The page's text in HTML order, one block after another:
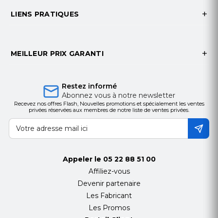
Ethernet port (RJ45 connector) : 1
Wi-Fi bands: GHz 2.4/5.0
Anyview (Screen mirroring): Yes
Installed Applications {List ……}:
Netflix/Youtube/Prime Video……
Freeview Plus - HbbTV 2.0: Yes
Web browser [Chrome | Opera | Other]: Odin
Digital broadcating (DVB-T / DVB-T2)
Video decoder (MPEG2 / MPEG 4): Yes / Yes
LIENS PRATIQUES
MEILLEUR PRIX GARANTI
Restez informé
Abonnez vous à notre newsletter
Recevez nos offres Flash, Nouvelles promotions et spécialement les ventes
privées réservées aux membres de notre liste de ventes privées.
Appeler le 05 22 88 51 00
Affiliez-vous
Devenir partenaire
Les Fabricant
Les Promos